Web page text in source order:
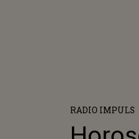
RADIO IMPULS